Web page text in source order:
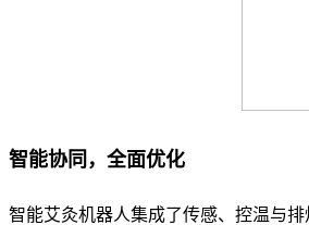
智能协同，全面优化
智能艾灸机器人集成了传感、控温与